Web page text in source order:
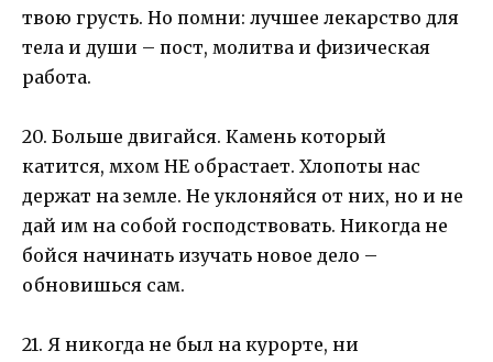
твою грусть. Но помни: лучшее лекарство для
тела и души – пост, молитва и физическая
работа.
20. Больше двигайся. Камень который
катится, мхом НЕ обрастает. Хлопоты нас
держат на земле. Не уклоняйся от них, но и не
дай им на собой господствовать. Никогда не
бойся начинать изучать новое дело –
обновишься сам.
21. Я никогда не был на курорте, ни